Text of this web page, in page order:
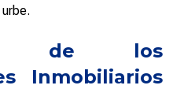
de los
Inmobiliarios